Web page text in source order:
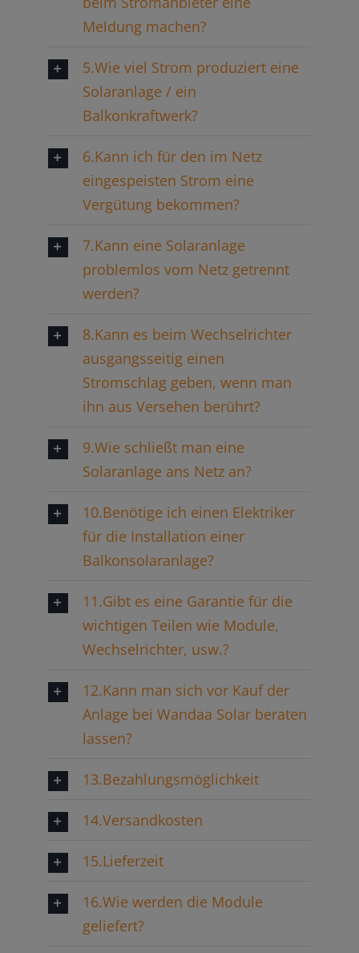
Meldung machen?
5.Wie viel Strom produziert eine
Solaranlage / ein
Balkonkraftwerk?
6.Kann ich für den im Netz
eingespeisten Strom eine
Vergütung bekommen?
7.Kann eine Solaranlage
problemlos vom Netz getrennt
werden?
8.Kann es beim Wechselrichter
ausgangsseitig einen
Stromschlag geben, wenn man
ihn aus Versehen berührt?
9.Wie schließt man eine
Solaranlage ans Netz an?
10.Benötige ich einen Elektriker
für die Installation einer
Balkonsolaranlage?
11.Gibt es eine Garantie für die
wichtigen Teilen wie Module,
Wechselrichter, usw.?
12.Kann man sich vor Kauf der
Anlage bei Wandaa Solar beraten
lassen?
13.Bezahlungsmöglichkeit
14.Versandkosten
15.Lieferzeit
16.Wie werden die Module
geliefert?